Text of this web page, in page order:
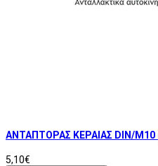
ΑΝΤΑΠΤΟΡΑΣ ΚΕΡΑΙΑΣ DIN/
5,10€